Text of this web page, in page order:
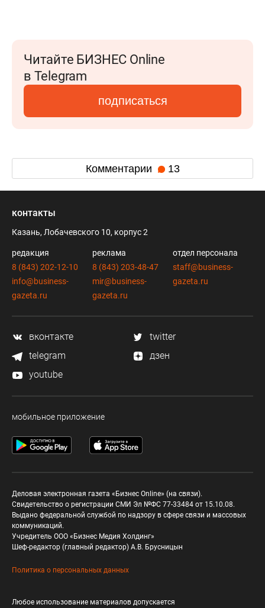
Читайте БИЗНЕС Online
в Telegram
подписаться
Комментарии 13
контакты
Казань, Лобачевского 10, корпус 2
редакция
8 (843) 202-12-10
info@business-
gazeta.ru
реклама
8 (843) 203-48-47
mir@business-
gazeta.ru
отдел персонала
staff@business-
gazeta.ru
вконтакте
twitter
telegram
дзен
youtube
мобильное приложение
Деловая электронная газета «Бизнес Online» (на связи).
Свидетельство о регистрации СМИ Эл №ФС 77-33484 от 15.10.08.
Выдано федеральной службой по надзору в сфере связи и массовых
коммуникаций.
Учредитель ООО «Бизнес Медия Холдинг»
Шеф-редактор (главный редактор) А.В. Брусницын
Политика о персональных данных
Любое использование материалов допускается